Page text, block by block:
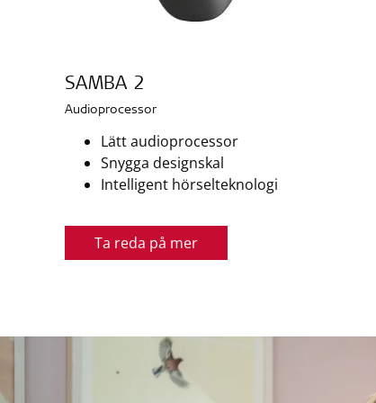
SAMBA 2
Audioprocessor
Lätt audioprocessor
Snygga designskal
Intelligent hörselteknologi
Ta reda på mer